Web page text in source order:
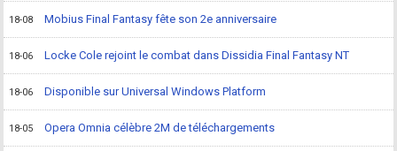
18-08 Mobius Final Fantasy fête son 2e anniversaire
18-06 Locke Cole rejoint le combat dans Dissidia Final Fantasy NT
18-06 Disponible sur Universal Windows Platform
18-05 Opera Omnia célèbre 2M de téléchargements